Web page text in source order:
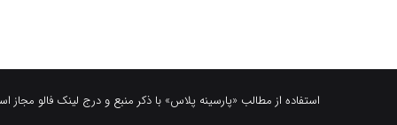
استفاده از مطالب «پارسینه پلاس» با ذکر منبع و درج لینک فالو مجاز